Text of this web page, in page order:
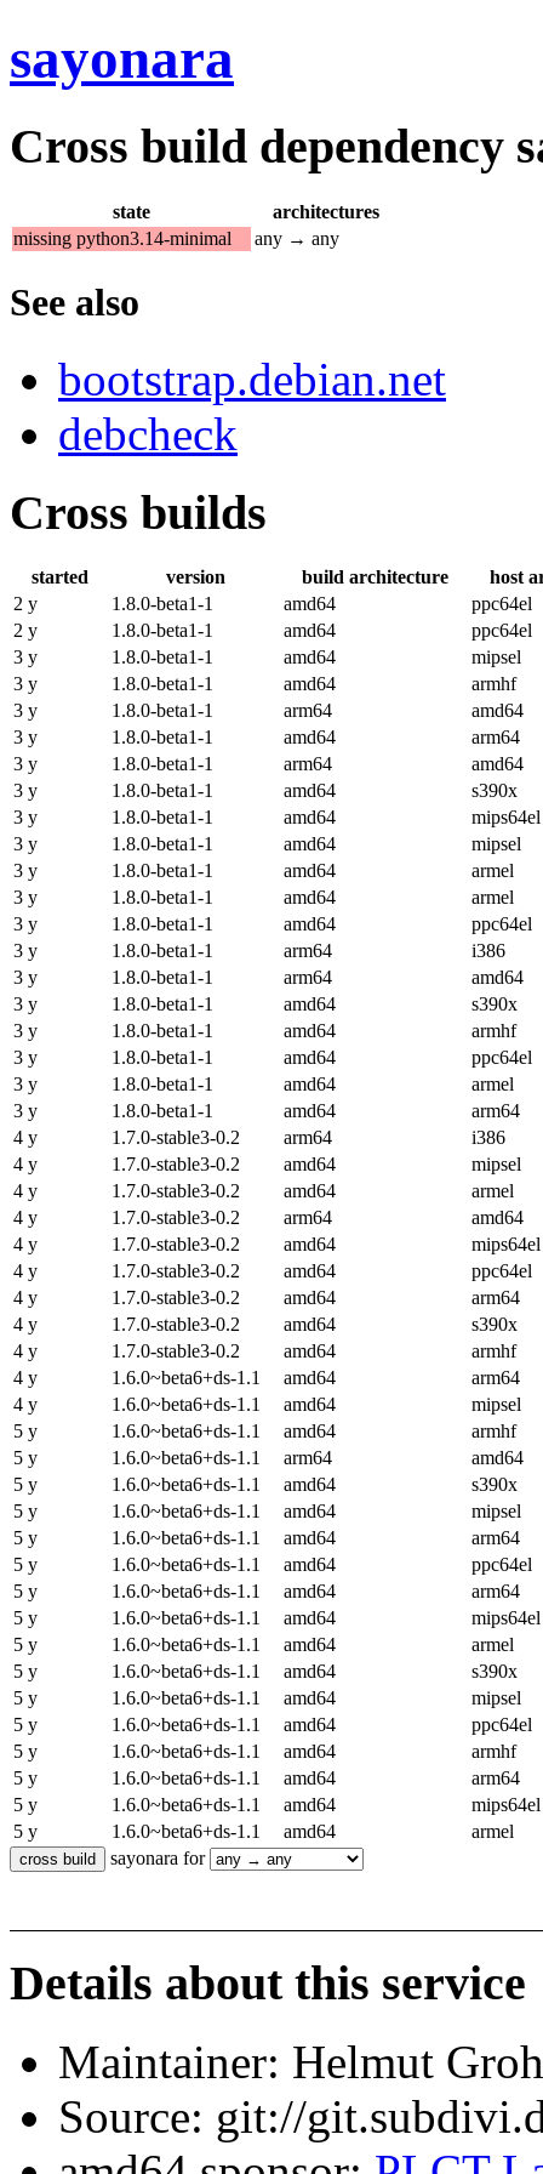
sayonara
Cross build dependency
state
architectures
missing python3.14-minimal
any → any
See also
bootstrap.debian.net
debcheck
Cross builds
started version build architecture
host
2 y
1.8.0-beta1-1 amd64
ppc64el
2 y
1.8.0-beta1-1 amd64
ppc64el
3 y
1.8.0-beta1-1 amd64
mipsel
3 y
1.8.0-beta1-1 amd64
armhf
3 y
1.8.0-beta1-1 arm64
amd64
3 y
1.8.0-beta1-1 amd64
arm64
3 y
1.8.0-beta1-1 arm64
amd64
3 y
1.8.0-beta1-1 amd64
s390x
3 y
1.8.0-beta1-1 amd64
mips64el
3 y
1.8.0-beta1-1 amd64
mipsel
3 y
1.8.0-beta1-1 amd64
armel
3 y
1.8.0-beta1-1 amd64
armel
3 y
1.8.0-beta1-1 amd64
ppc64el
3 y
1.8.0-beta1-1 arm64
i386
3 y
1.8.0-beta1-1 arm64
amd64
3 y
1.8.0-beta1-1 amd64
s390x
3 y
1.8.0-beta1-1 amd64
armhf
3 y
1.8.0-beta1-1 amd64
ppc64el
3 y
1.8.0-beta1-1 amd64
armel
3 y
1.8.0-beta1-1 amd64
arm64
4 y
1.7.0-stable3-0.2 arm64
i386
4 y
1.7.0-stable3-0.2 amd64
mipsel
4 y
1.7.0-stable3-0.2 amd64
armel
4 y
1.7.0-stable3-0.2 arm64
amd64
4 y
1.7.0-stable3-0.2 amd64
mips64el
4 y
1.7.0-stable3-0.2 amd64
ppc64el
4 y
1.7.0-stable3-0.2 amd64
arm64
4 y
1.7.0-stable3-0.2 amd64
s390x
4 y
1.7.0-stable3-0.2 amd64
armhf
4 y
1.6.0~beta6+ds-1.1 amd64
arm64
4 y
1.6.0~beta6+ds-1.1 amd64
mipsel
5 y
1.6.0~beta6+ds-1.1 amd64
armhf
5 y
1.6.0~beta6+ds-1.1 arm64
amd64
5 y
1.6.0~beta6+ds-1.1 amd64
s390x
5 y
1.6.0~beta6+ds-1.1 amd64
mipsel
5 y
1.6.0~beta6+ds-1.1 amd64
arm64
5 y
1.6.0~beta6+ds-1.1 amd64
ppc64el
5 y
1.6.0~beta6+ds-1.1 amd64
arm64
5 y
1.6.0~beta6+ds-1.1 amd64
mips64el
5 y
1.6.0~beta6+ds-1.1 amd64
armel
5 y
1.6.0~beta6+ds-1.1 amd64
s390x
5 y
1.6.0~beta6+ds-1.1 amd64
mipsel
5 y
1.6.0~beta6+ds-1.1 amd64
ppc64el
5 y
1.6.0~beta6+ds-1.1 amd64
armhf
5 y
1.6.0~beta6+ds-1.1 amd64
arm64
5 y
1.6.0~beta6+ds-1.1 amd64
mips64el
5 y
1.6.0~beta6+ds-1.1 amd64
armel
sayonara for
Details about this service
Maintainer: Helmut
Source: git://